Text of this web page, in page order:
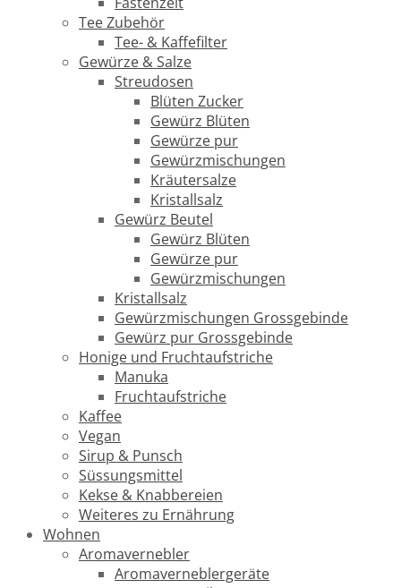
Tee Zubehör
Tee- & Kaffefilter
Gewürze & Salze
Streudosen
Blüten Zucker
Gewürz Blüten
Gewürze pur
Gewürzmischungen
Kräutersalze
Kristallsalz
Gewürz Beutel
Gewürz Blüten
Gewürze pur
Gewürzmischungen
Kristallsalz
Gewürzmischungen Grossgebinde
Gewürz pur Grossgebinde
Honige und Fruchtaufstriche
Manuka
Fruchtaufstriche
Kaffee
Vegan
Sirup & Punsch
Süssungsmittel
Kekse & Knabbereien
Weiteres zu Ernährung
Wohnen
Aromavernebler
Aromaverneblergeräte